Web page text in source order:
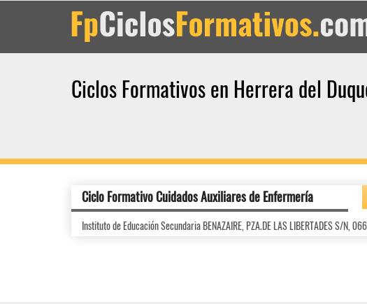
Ciclos Formativos en Herrera del
Ciclo Formativo Cuidados Auxiliares de Enfermería
Instituto de Educación Secundaria BENAZAIRE, PZA.DE LAS LIBERTADES S/N,